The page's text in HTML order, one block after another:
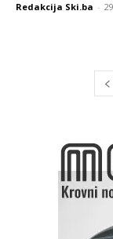
Redakcija Ski.ba -